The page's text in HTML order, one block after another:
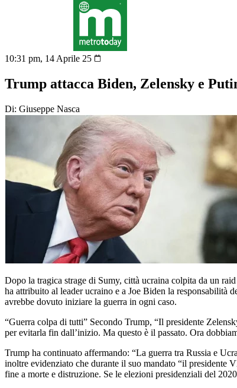
10:31 pm, 14 Aprile 25
Trump attacca Biden, Zelensky e
Di: Giuseppe Nasca
Dopo la tragica strage di Sumy, città ucraina colpita da un
ha attribuito al leader ucraino e a Joe Biden la responsabilità
avrebbe dovuto iniziare la guerra in ogni caso.
“Guerra colpa di tutti” Secondo Trump, “Il presidente
per evitarla fin dall’inizio. Ma questo è il passato. Ora
Trump ha continuato affermando: “La guerra tra Russia e
inoltre evidenziato che durante il suo mandato “il presidente
fine a morte e distruzione. Se le elezioni presidenziali del